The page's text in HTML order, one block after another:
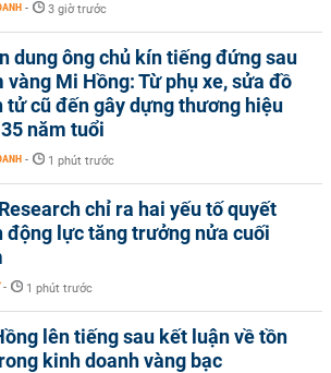
- 3 giờ trước
dung ông chủ kín tiếng đứng sau
vàng Mi Hồng: Từ phụ xe, sửa đồ
tử cũ đến gây dựng thương hiệu
năm tuổi
- 1 phút trước
chỉ ra hai yếu tố quyết
động lực tăng trưởng nửa cuối
- 1 phút trước
lên tiếng sau kết luận về tồn
kinh doanh vàng bạc